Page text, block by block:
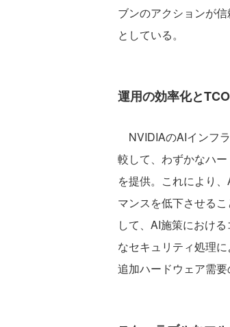
ブンのアクションが
としている。
運用の効率化と
NVIDIAのAIインフ
較して、わずかなハ
を提供。これにより
マンスを低下させる
して、AI施策におけ
なセキュリティ処理
追加ハードウェア需要